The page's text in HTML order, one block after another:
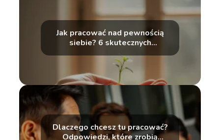
Jak pracować nad pewnością
siebie? 6 skutecznych
Dlaczego chcesz tu pracować?
Odpowiedzi, które zrobią